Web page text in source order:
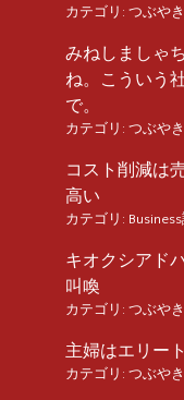
カテゴリ: つぶやき
みねしましゃ
ね。こういう
で。
カテゴリ: つぶやき
コスト削減は
高い
カテゴリ:
キオクシアド
叫喚
カテゴリ: つぶやき
主婦はエリー
カテゴリ: つぶやき